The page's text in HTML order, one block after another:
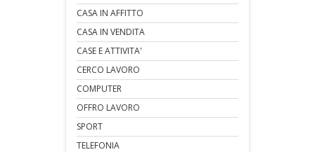
CASA IN AFFITTO
CASA IN VENDITA
CASE E ATTIVITA'
CERCO LAVORO
COMPUTER
OFFRO LAVORO
SPORT
TELEFONIA